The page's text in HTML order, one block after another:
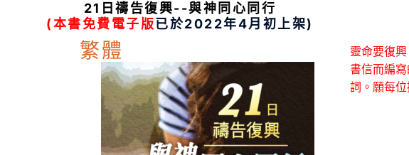
21日禱告復興--與神同心同行
(本書免費電子版已於2022年4月初上架)
繁體
靈命要復
書信而編
詞。願每